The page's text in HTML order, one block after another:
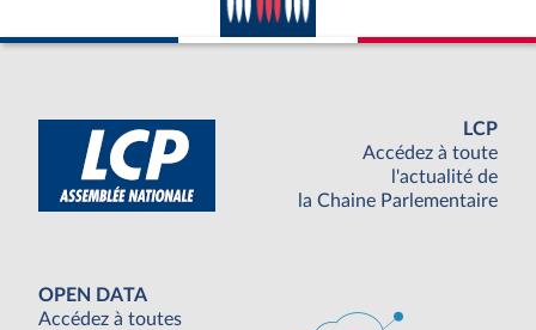
LCP
Accédez à toute
l'actualité de
la Chaine Parlementaire
OPEN DATA
Accédez à toutes